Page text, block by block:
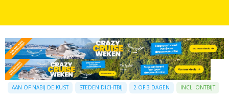
AAN OF NABIJ DE KUST STEDEN DICHTBIJ 2 OF 3 DAGEN INCL. ONTBIJT